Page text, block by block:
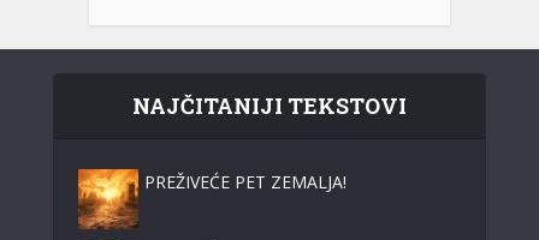
NAJČITANIJI TEKSTOVI
PREŽIVEĆE PET ZEMALJA!